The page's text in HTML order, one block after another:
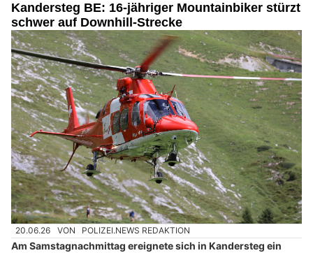
Kandersteg BE: 16-jähriger Mountainbiker stürzt
schwer auf Downhill-Strecke
20.06.26 VON POLIZEI.NEWS REDAKTION
Am Samstagnachmittag ereignete sich in Kandersteg ein